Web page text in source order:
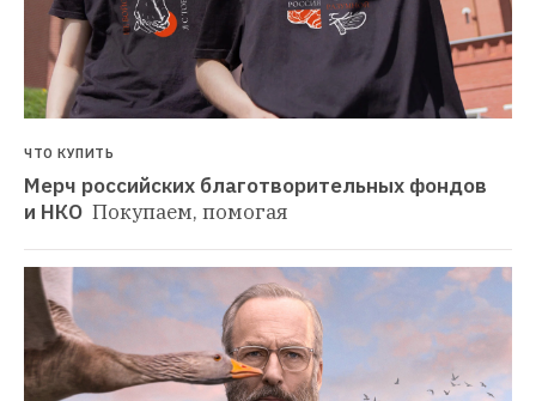
ЧТО КУПИТЬ
Мерч российских благотворительных фондов
и НКО Покупаем, помогая